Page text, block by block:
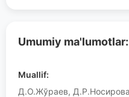
Umumiy ma'lumotlar:
Muallif:
Д.О.Жўраев, Д.Р.Носирова